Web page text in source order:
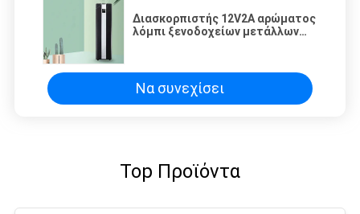
Διασκορπιστής 12V2A αρώματος
λόμπι ξενοδοχείων μετάλλων
Να συνεχίσει
Top Προϊόντα